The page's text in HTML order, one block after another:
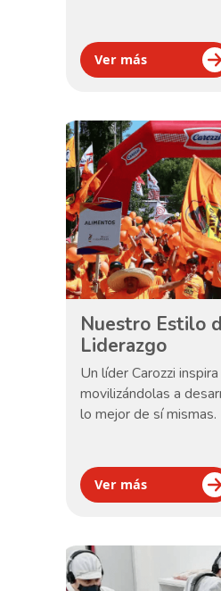
Ver más
Nuestro Estilo
Liderazgo
Un líder Carozzi
movilizándolas a
lo mejor de sí mismas.
Ver más